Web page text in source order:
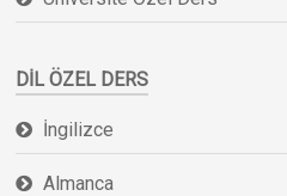
DIL ÖZEL DERS
İngilizce
Almanca